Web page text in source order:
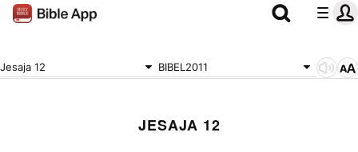
Jesaja 12 BIBEL2011
JESAJA 12